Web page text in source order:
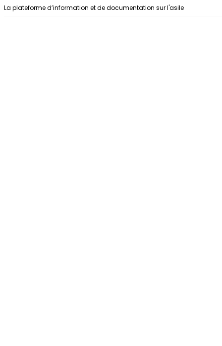
Aller au contenu
La plateforme d’information et de documentation sur l'asile